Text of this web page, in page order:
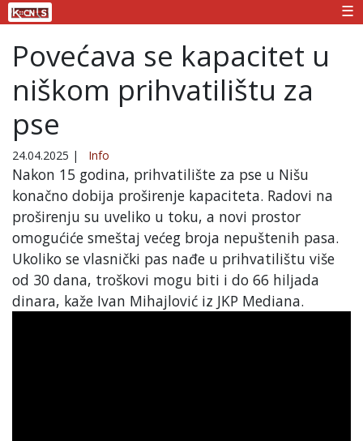
☰
Povećava se kapacitet u
niškom prihvatilištu za
pse
24.04.2025 | Info
Nakon 15 godina, prihvatilište za pse u Nišu
konačno dobija proširenje kapaciteta. Radovi na
proširenju su uveliko u toku, a novi prostor
omogućiće smeštaj većeg broja nepuštenih pasa.
Ukoliko se vlasnički pas nađe u prihvatilištu više
od 30 dana, troškovi mogu biti i do 66 hiljada
dinara, kaže Ivan Mihajlović iz JKP Mediana.